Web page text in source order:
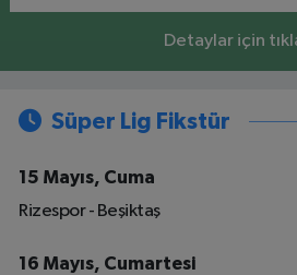
Detaylar için
Süper Lig Fikstür
15 Mayıs, Cuma
Rizespor - Beşiktaş
16 Mayıs, Cumartesi